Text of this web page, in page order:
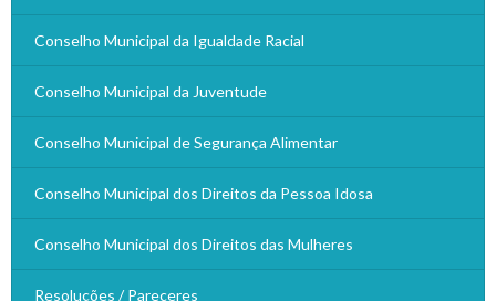
Conselho Municipal da Igualdade Racial
Conselho Municipal da Juventude
Conselho Municipal de Segurança Alimentar
Conselho Municipal dos Direitos da Pessoa Idosa
Conselho Municipal dos Direitos das Mulheres
Resoluções / Pareceres